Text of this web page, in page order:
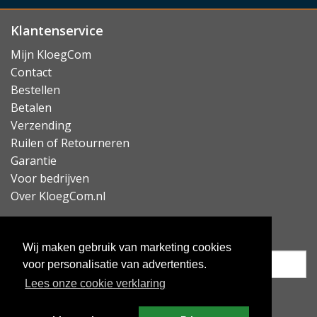
Wij maken gebruik van marketing cookies
voor personalisatie van advertenties.
Lees onze cookie verklaring
Klantenservice
Mijn KloegCom
Contact
Bestellen
Betalen
Verzending
Ruilen of Retourneren
Garantie
Voor bedrijven
Over KloegCom.nl